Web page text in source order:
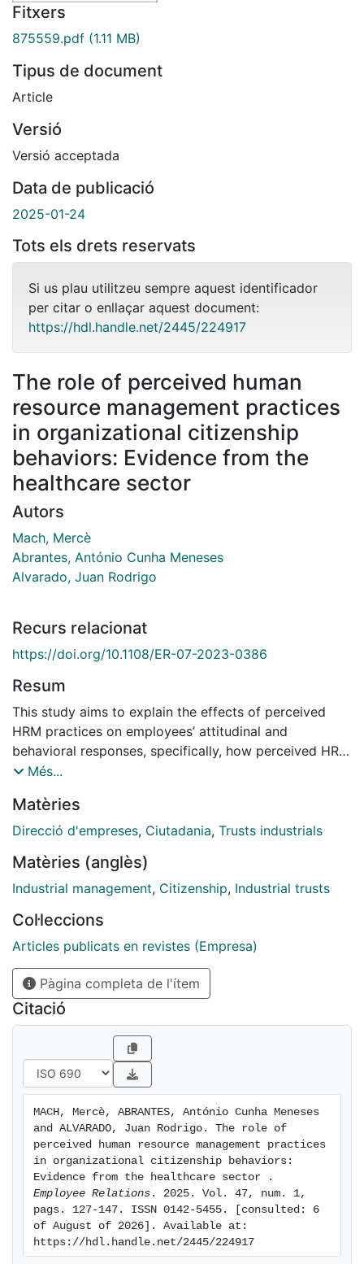
Fitxers
875559.pdf (1.11 MB)
Tipus de document
Article
Versió
Versió acceptada
Data de publicació
2025-01-24
Tots els drets reservats
Si us plau utilitzeu sempre aquest identificador
per citar o enllaçar aquest document:
https://hdl.handle.net/2445/224917
The role of perceived human
resource management practices
in organizational citizenship
behaviors: Evidence from the
healthcare sector
Autors
Mach, Mercè
Abrantes, António Cunha Meneses
Alvarado, Juan Rodrigo
Recurs relacionat
https://doi.org/10.1108/ER-07-2023-0386
Resum
This study aims to explain the effects of perceived
HRM practices on employees’ attitudinal and
behavioral responses, specifically, how perceived HRM
practices influence organizational citizenship behavior
Més...
Matèries
Direcció d'empreses, Ciutadania, Trusts industrials
Matèries (anglès)
Industrial management, Citizenship, Industrial trusts
Col·leccions
Articles publicats en revistes (Empresa)
Pàgina completa de l'ítem
Citació
MACH, Mercè, ABRANTES, António Cunha Meneses
and ALVARADO, Juan Rodrigo. The role of
perceived human resource management practices
in organizational citizenship behaviors:
Employee Relations . 2025. Vol. 47, num. 1,
pags. 127-147. ISSN 0142-5455. [consulted: 6
of August of 2026]. Available at:
https://hdl.handle.net/2445/224917